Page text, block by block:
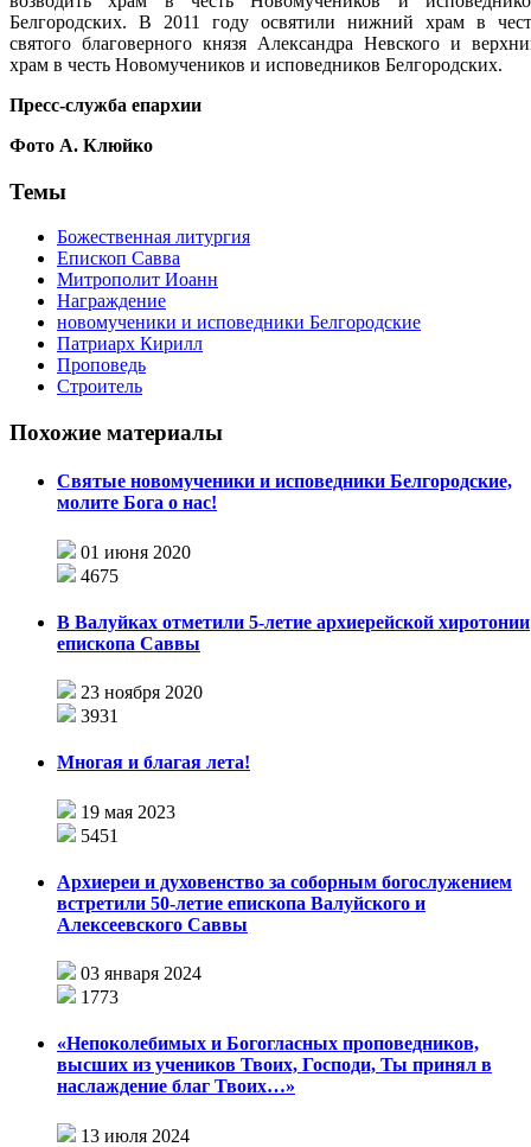
Белгородских. В 2011 году освятили нижний храм в
святого благоверного князя Александра Невского и
храм в честь Новомучеников и исповедников Белгородских.
Пресс-служба епархии
Фото А. Клюйко
Темы
Божественная литургия
Епископ Савва
Митрополит Иоанн
Награждение
новомученики и исповедники Белгородские
Патриарх Кирилл
Проповедь
Строитель
Похожие материалы
Святые новомученики и исповедники Белгородские,
молите Бога о нас!
01 июня 2020
4675
В Валуйках отметили 5-летие архиерейской хиротонии
епископа Саввы
23 ноября 2020
3931
Многая и благая лета!
19 мая 2023
5451
Архиереи и духовенство за соборным богослужением
встретили 50-летие епископа Валуйского и
Алексеевского Саввы
03 января 2024
1773
«Непоколебимых и Богогласных проповедников,
высших из учеников Твоих, Господи, Ты принял в
наслаждение благ Твоих…»
13 июля 2024